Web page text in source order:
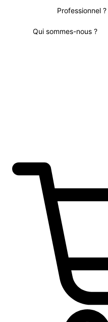
Professionnel ?
Qui sommes-nous ?